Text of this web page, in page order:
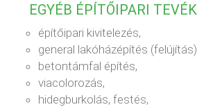
EGYÉB ÉPÍTŐIPARI
építőipari kivitelezés,
general lakóházépítés
betontámfal építés,
viacolorozás,
hidegburkolás, festés,